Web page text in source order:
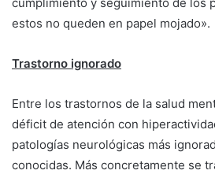
estos no queden en papel mojado».
Trastorno ignorado
Entre los trastornos de la salud
déficit de atención con
patologías neurológicas más
conocidas. Más concretamente se